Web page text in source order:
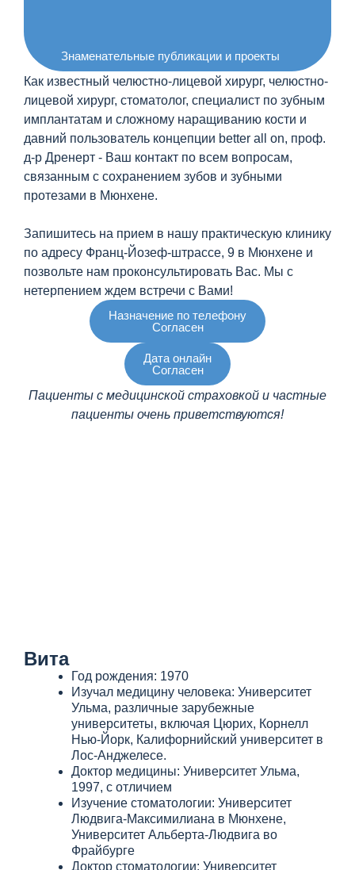
Знаменательные публикации и проекты
Как известный челюстно-лицевой хирург, челюстно-
лицевой хирург, стоматолог, специалист по зубным
имплантатам и сложному наращиванию кости и
давний пользователь концепции better all on, проф.
д-р Дренерт - Ваш контакт по всем вопросам,
связанным с сохранением зубов и зубными
протезами в Мюнхене.
Запишитесь на прием в нашу практическую клинику
по адресу Франц-Йозеф-штрассе, 9 в Мюнхене и
позвольте нам проконсультировать Вас. Мы с
нетерпением ждем встречи с Вами!
Назначение по телефону
Согласен
Дата онлайн
Согласен
Пациенты с медицинской страховкой и частные
пациенты очень приветствуются!
Вита
Год рождения: 1970
Изучал медицину человека: Университет
Ульма, различные зарубежные
университеты, включая Цюрих, Корнелл
Нью-Йорк, Калифорнийский университет в
Лос-Анджелесе.
Доктор медицины: Университет Ульма,
1997, с отличием
Изучение стоматологии: Университет
Людвига-Максимилиана в Мюнхене,
Университет Альберта-Людвига во
Фрайбурге
Доктор стоматологии: Университет